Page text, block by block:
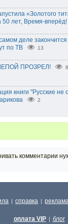
«Золотого
50 лет, Время-
деле
по ТВ
13
ПРОЗРЕЛ! 8
книги "Русские
2
комментарии
| справка |
оплата VIP | блог